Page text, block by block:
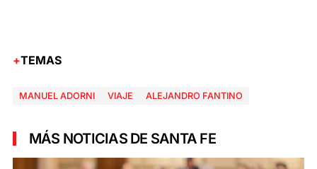
TEMAS
MANUEL ADORNI VIAJE ALEJANDRO FANTINO
MÁS NOTICIAS DE SANTA FE